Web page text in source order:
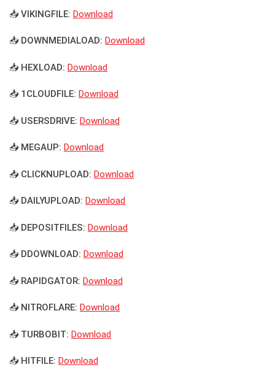
📥 VIKINGFILE: Download
📥 DOWNMEDIALOAD: Download
📥 HEXLOAD: Download
📥 1CLOUDFILE: Download
📥 USERSDRIVE: Download
📥 MEGAUP: Download
📥 CLICKNUPLOAD: Download
📥 DAILYUPLOAD: Download
📥 DEPOSITFILES: Download
📥 DDOWNLOAD: Download
📥 RAPIDGATOR: Download
📥 NITROFLARE: Download
📥 TURBOBIT: Download
📥 HITFILE: Download